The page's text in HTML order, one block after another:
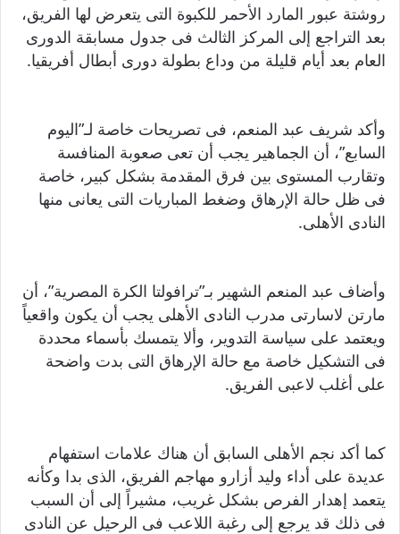
روشتة عبور المارد الأحمر للكبوة التى يتعرض لها الفريق،
بعد التراجع إلى المركز الثالث فى جدول مسابقة الدورى
العام بعد أيام قليلة من وداع بطولة دورى أبطال أفريقيا.
وأكد شريف عبد المنعم، فى تصريحات خاصة لـ”اليوم
السابع”، أن الجماهير يجب أن تعى صعوبة المنافسة
وتقارب المستوى بين فرق المقدمة بشكل كبير، خاصة
فى ظل حالة الإرهاق وضغط المباريات التى يعانى منها
النادى الأهلى.
وأضاف عبد المنعم الشهير بـ”ترافولتا الكرة المصرية”، أن
مارتن لاسارتى مدرب النادى الأهلى يجب أن يكون واقعياً
ويعتمد على سياسة التدوير، وألا يتمسك بأسماء محددة
فى التشكيل خاصة مع حالة الإرهاق التى بدت واضحة
على أغلب لاعبى الفريق.
كما أكد نجم الأهلى السابق أن هناك علامات استفهام
عديدة على أداء وليد أزارو مهاجم الفريق، الذى بدا وكأنه
يتعمد إهدار الفرص بشكل غريب، مشيراً إلى أن السبب
فى ذلك قد يرجع إلى رغبة اللاعب فى الرحيل عن النادى